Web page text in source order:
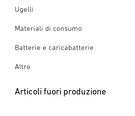
Ugelli
Materiali di consumo
Batterie e caricabatterie
Altro
Articoli fuori produzione